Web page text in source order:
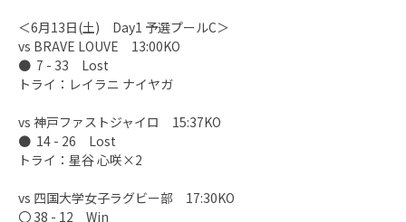
＜6月13日(土) Day1 予選プールC＞
vs BRAVE LOUVE 13:00KO
● 7 - 33 Lost
トライ：レイラニ ナイヤガ
vs 神戸ファストジャイロ 15:37KO
● 14 - 26 Lost
トライ：星谷 心咲×2
vs 四国大学女子ラグビー部 17:30KO
〇 38 - 12 Win